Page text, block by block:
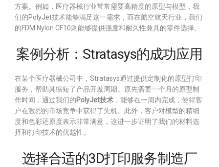
方案。例如，医疗器械行业常常需要高精度的原型与模型，我
们的PolyJet技术能够满足这一需求，而在航空航天行业，我们
的FDM Nylon CF10则能够提供强度和耐久性兼具的零件选择。
案例分析：Stratasys的成功应用
在某个医疗器械公司中，Stratasys通过提供定制化的原型打印
服务，帮助其缩短了产品开发周期。原先需要一个月的原型制
作时间，通过我们的PolyJet技术 ，能够在一周内完成，使得客
户在激烈的市场竞争中获得了先机。此外，客户对模型的精细
度和色彩还原度表示非常满意，这进一步证明了我们的材料选
择和打印技术的优越性。
选择合适的3D打印服务制造厂